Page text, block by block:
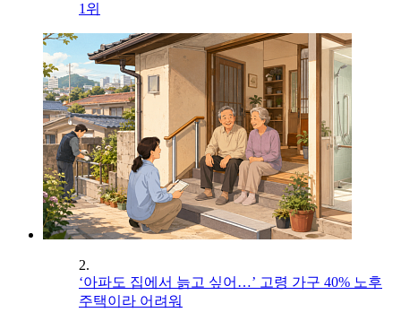
1위
2.
‘아파도 집에서 늙고 싶어…’ 고령 가구 40% 노후
주택이라 어려워